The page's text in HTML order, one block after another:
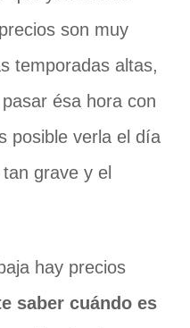
son muy
temporadas altas,
ésa hora con
posible verla el día
grave y el
hay precios
saber cuándo es